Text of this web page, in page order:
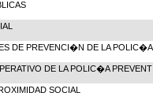
DE PREVENCI�N DE LA POLIC�A
DE LA POLIC�A
SOCIAL